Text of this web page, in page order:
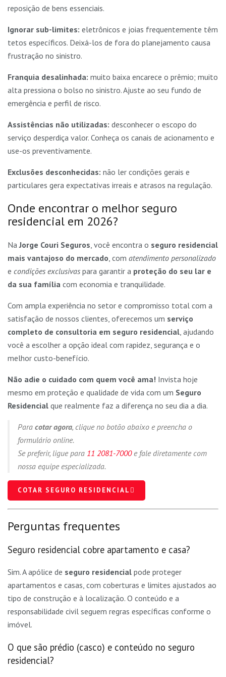
reposição de bens essenciais.
Ignorar sub-limites: eletrônicos e joias frequentemente têm
tetos específicos. Deixá-los de fora do planejamento causa
frustração no sinistro.
Franquia desalinhada: muito baixa encarece o prêmio; muito
alta pressiona o bolso no sinistro. Ajuste ao seu fundo de
emergência e perfil de risco.
Assistências não utilizadas: desconhecer o escopo do
serviço desperdiça valor. Conheça os canais de acionamento e
use-os preventivamente.
Exclusões desconhecidas: não ler condições gerais e
particulares gera expectativas irreais e atrasos na regulação.
Onde encontrar o melhor seguro
residencial em 2026?
NaJorge Couri Seguros , você encontra o seguro residencial
mais vantajoso do mercado , com atendimento personalizado
e condições exclusivas para garantir a proteção do seu lar e
da sua família com economia e tranquilidade.
Com ampla experiência no setor e compromisso total com a
satisfação de nossos clientes, oferecemos um serviço
completo de consultoria em seguro residencial , ajudando
você a escolher a opção ideal com rapidez, segurança e o
melhor custo-benefício.
Não adie o cuidado com quem você ama! Invista hoje
mesmo em proteção e qualidade de vida com um Seguro
Residencial que realmente faz a diferença no seu dia a dia.
Para cotar agora, clique no botão abaixo e preencha o
formulário online.
Se preferir, ligue para 11 2081-7000e fale diretamente com
nossa equipe especializada.
COTAR SEGURO RESIDENCIAL
Perguntas frequentes
Seguro residencial cobre apartamento e casa?
Sim. A apólice de seguro residencial pode proteger
apartamentos e casas, com coberturas e limites ajustados ao
tipo de construção e à localização. O conteúdo e a
responsabilidade civil seguem regras específicas conforme o
imóvel.
O que são prédio (casco) e conteúdo no seguro
residencial?